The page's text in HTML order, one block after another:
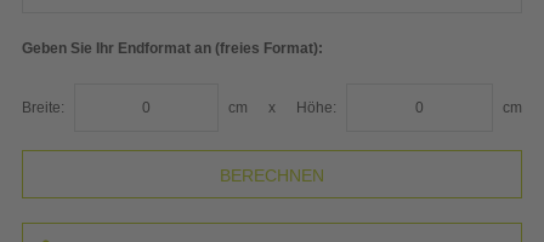
Geben Sie Ihr Endformat an (freies Format):
Breite: cm x Höhe: cm